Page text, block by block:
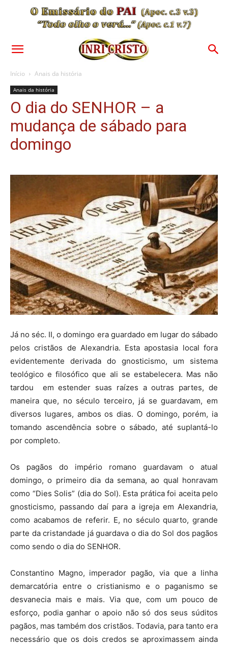
Início Anais da história
Anais da história
O dia do SENHOR – a
mudança de sábado para
domingo
Já no séc. II, o domingo era guardado em lugar do sábado
pelos cristãos de Alexandria. Esta apostasia local fora
evidentemente derivada do gnosticismo, um sistema
teológico e filosófico que ali se estabelecera. Mas não
tardou em estender suas raízes a outras partes, de
maneira que, no século terceiro, já se guardavam, em
diversos lugares, ambos os dias. O domingo, porém, ia
tomando ascendência sobre o sábado, até suplantá-lo
por completo.
Os pagãos do império romano guardavam o atual
domingo, o primeiro dia da semana, ao qual honravam
como “Dies Solis” (dia do Sol). Esta prática foi aceita pelo
gnosticismo, passando daí para a igreja em Alexandria,
como acabamos de referir. E, no século quarto, grande
parte da cristandade já guardava o dia do Sol dos pagãos
como sendo o dia do SENHOR.
Constantino Magno, imperador pagão, via que a linha
demarcatória entre o cristianismo e o paganismo se
desvanecia mais e mais. Via que, com um pouco de
esforço, podia ganhar o apoio não só dos seus súditos
pagãos, mas também dos cristãos. Todavia, para tanto era
necessário que os dois credos se aproximassem ainda